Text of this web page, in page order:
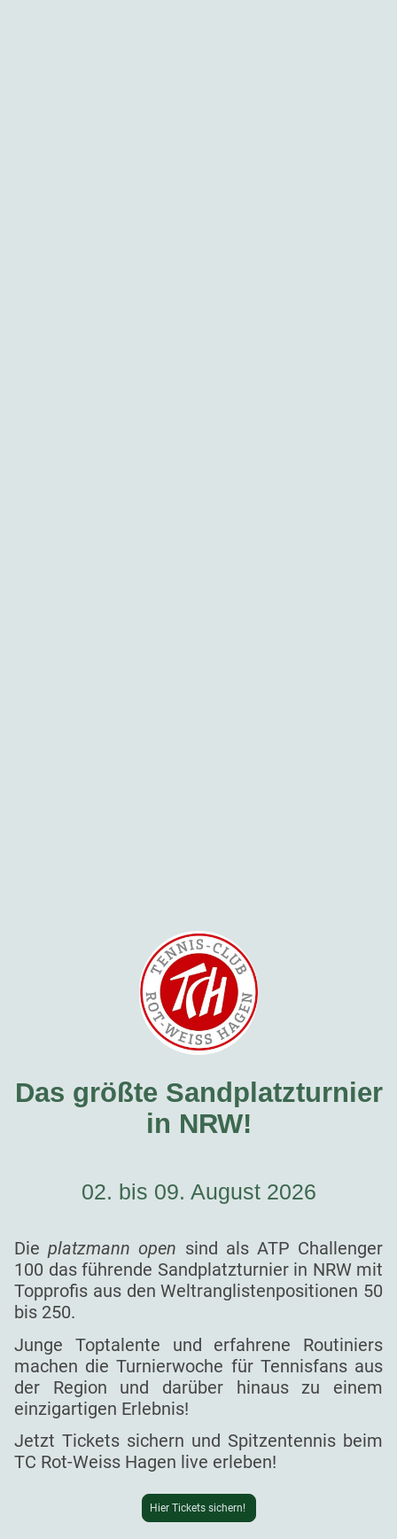
Das größte Sandplatzturnier
in NRW!
02. bis 09. August 2026
Dieplatzmann open sind als ATP Challenger
100 das führende Sandplatzturnier in NRW mit
Topprofis aus den Weltranglistenpositionen 50
bis 250.
Junge Toptalente und erfahrene Routiniers
machen die Turnierwoche für Tennisfans aus
der Region und darüber hinaus zu einem
einzigartigen Erlebnis!
Jetzt Tickets sichern und Spitzentennis beim
TC Rot-Weiss Hagen live erleben!
Hier Tickets sichern!